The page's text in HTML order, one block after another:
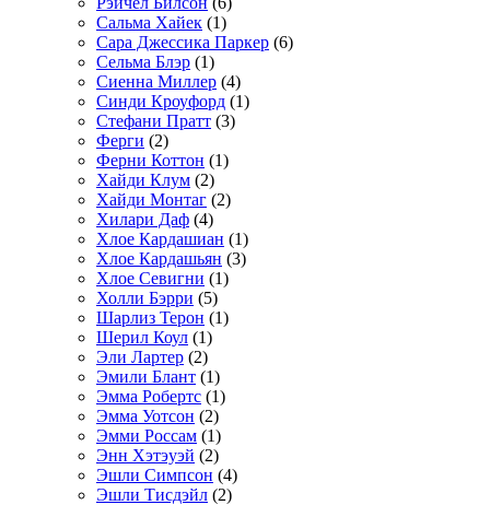
Сальма Хайек (1)
Сара Джессика Паркер (6)
Сельма Блэр (1)
Сиенна Миллер (4)
Синди Кроуфорд (1)
Стефани Пратт (3)
Ферги (2)
Ферни Коттон (1)
Хайди Клум (2)
Хайди Монтаг (2)
Хилари Даф (4)
Хлое Кардашиан (1)
Хлое Кардашьян (3)
Хлое Севигни (1)
Холли Бэрри (5)
Шарлиз Терон (1)
Шерил Коул (1)
Эли Лартер (2)
Эмили Блант (1)
Эмма Робертс (1)
Эмма Уотсон (2)
Эмми Россам (1)
Энн Хэтэуэй (2)
Эшли Симпсон (4)
Эшли Тисдэйл (2)